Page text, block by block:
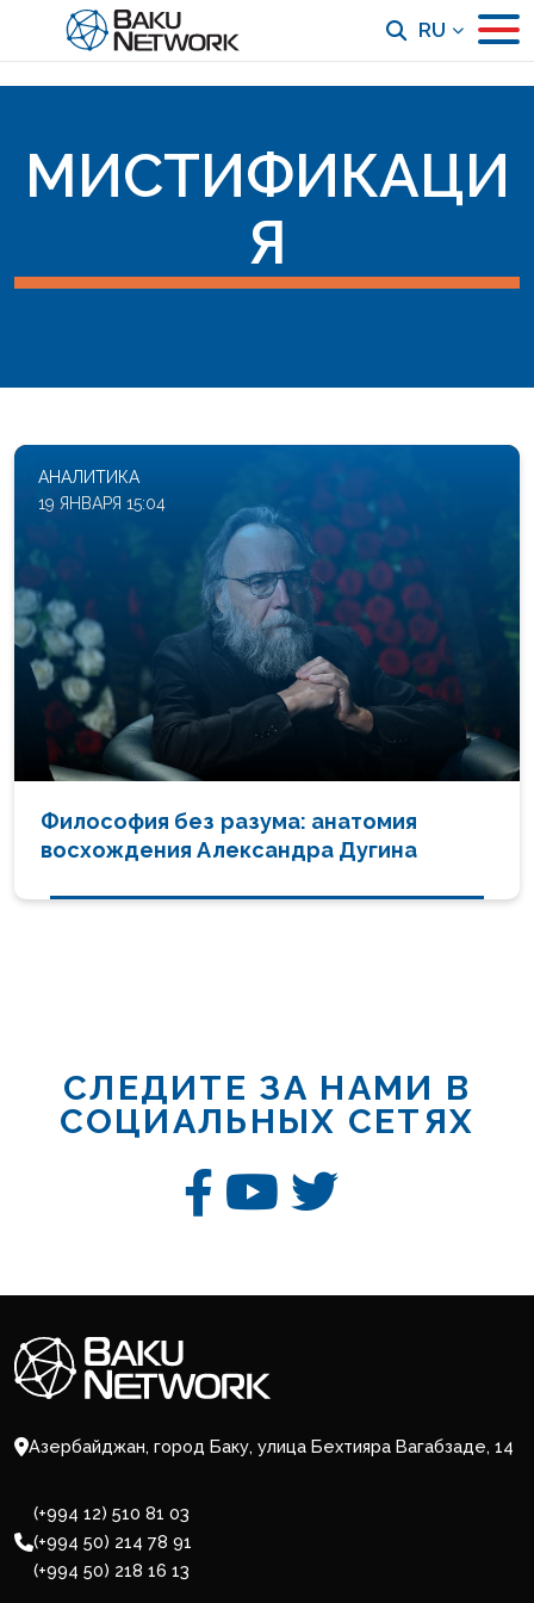
RU
МИСТИФИКАЦИ
Я
АНАЛИТИКА
19 ЯНВАРЯ 15:04
Философия без разума: анатомия
восхождения Александра Дугина
СЛЕДИТЕ ЗА НАМИ В
СОЦИАЛЬНЫХ СЕТЯХ
Азербайджан, город Баку, улица Бехтияра Вагабзаде, 14
(+994 12) 510 81 03
(+994 50) 214 78 91
(+994 50) 218 16 13